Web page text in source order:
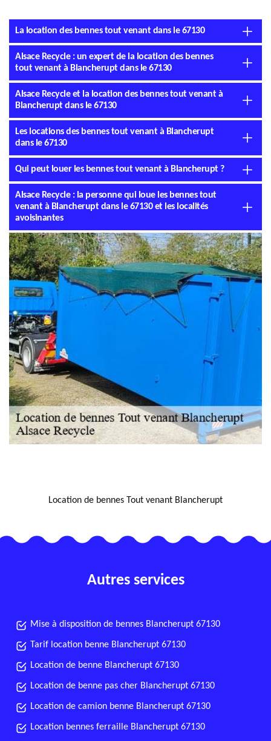
La location des bennes tout venant dans le 67130
Alsace Recycle : un expert de la location des bennes
tout venant à Blancherupt dans le 67130
Alsace Recycle et la location des bennes tout venant à
Blancherupt dans le 67130
Les locations des bennes tout venant à Blancherupt
dans le 67130
Qui peut louer les bennes tout venant à Blancherupt ?
Alsace Recycle : la personne qui loue les bennes tout
venant à Blancherupt dans le 67130 et les localités
avoisinantes
Location de bennes Tout venant Blancherupt
Autres services
Mise à disposition de bennes Blancherupt 67130
Tarif location benne Blancherupt 67130
Location de benne Blancherupt 67130
Location de benne pas cher Blancherupt 67130
Location de camion benne Blancherupt 67130
Location bennes ferraille Blancherupt 67130